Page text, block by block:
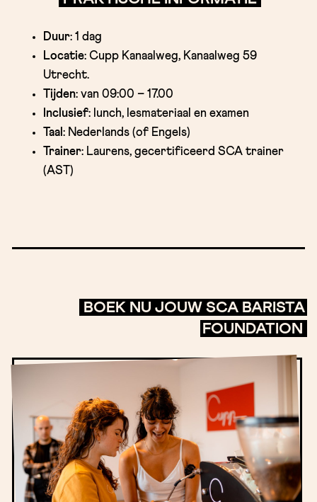
Duur: 1 dag
Locatie: Cupp Kanaalweg, Kanaalweg 59
Utrecht.
Tijden: van 09:00 – 17.00
Inclusief: lunch, lesmateriaal en examen
Taal: Nederlands (of Engels)
Trainer: Laurens, gecertificeerd SCA trainer
(AST)
BOEK NU JOUW SCA BARISTA
FOUNDATION